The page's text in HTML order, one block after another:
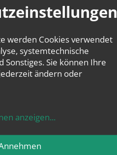
werden Cookies verwendet
systemtechnische
Sie können Ihre
ändern oder
anzeigen...